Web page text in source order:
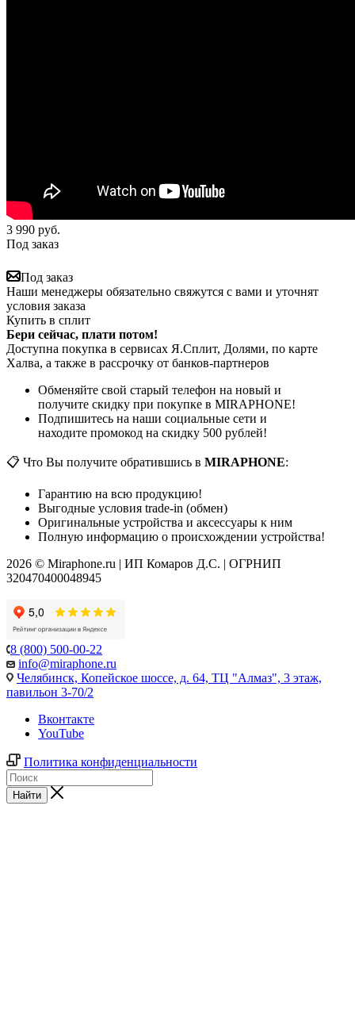
3 990 руб.
Под заказ
Под заказ
Наши менеджеры обязательно свяжутся с вами и уточнят
условия заказа
Купить в сплит
Бери сейчас, плати потом!
Доступна покупка в сервисах Я.Сплит, Долями, по карте
Халва, а также в рассрочку от банков-партнеров
Обменяйте свой старый телефон на новый и
получите скидку при покупке в MIRAPHONE!
Подпишитесь на наши социальные сети и
находите промокод на скидку 500 рублей!
📋 Что Вы получите обратившись в MIRAPHONE:
Гарантию на всю продукцию!
Выгодные условия trade-in (обмен)
Оригинальные устройства и аксессуары к ним
Полную информацию о происхождении устройства!
2026 © Miraphone.ru | ИП Комаров Д.С. | ОГРНИП
320470400048945
8 (800) 500-00-22
info@miraphone.ru
Челябинск, Копейское шоссе, д. 64, ТЦ "Алмаз", 3 этаж,
павильон 3-70/2
Вконтакте
YouTube
Политика конфиденциальности
Найти